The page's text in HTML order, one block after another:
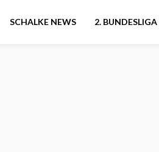
SCHALKE NEWS 2. BUNDESLIGA